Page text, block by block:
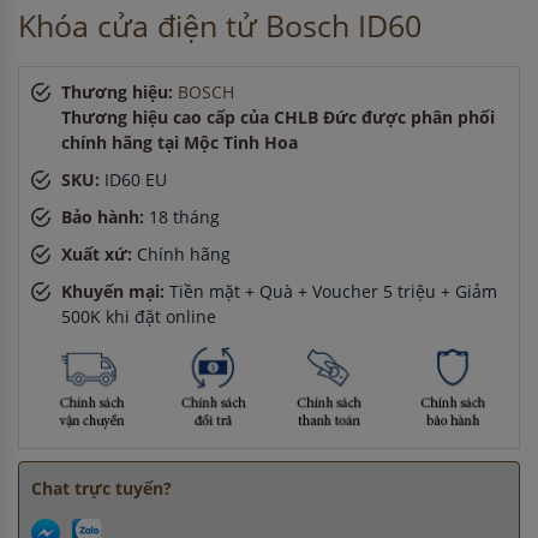
Khóa cửa điện tử Bosch ID60
Thương hiệu: BOSCH
Thương hiệu cao cấp của CHLB Đức được phân phối
chính hãng tại Mộc Tinh Hoa
SKU: ID60 EU
Bảo hành: 18 tháng
Xuất xứ: Chính hãng
Khuyến mại: Tiền mặt + Quà + Voucher 5 triệu + Giảm
500K khi đặt online
Chat trực tuyến?